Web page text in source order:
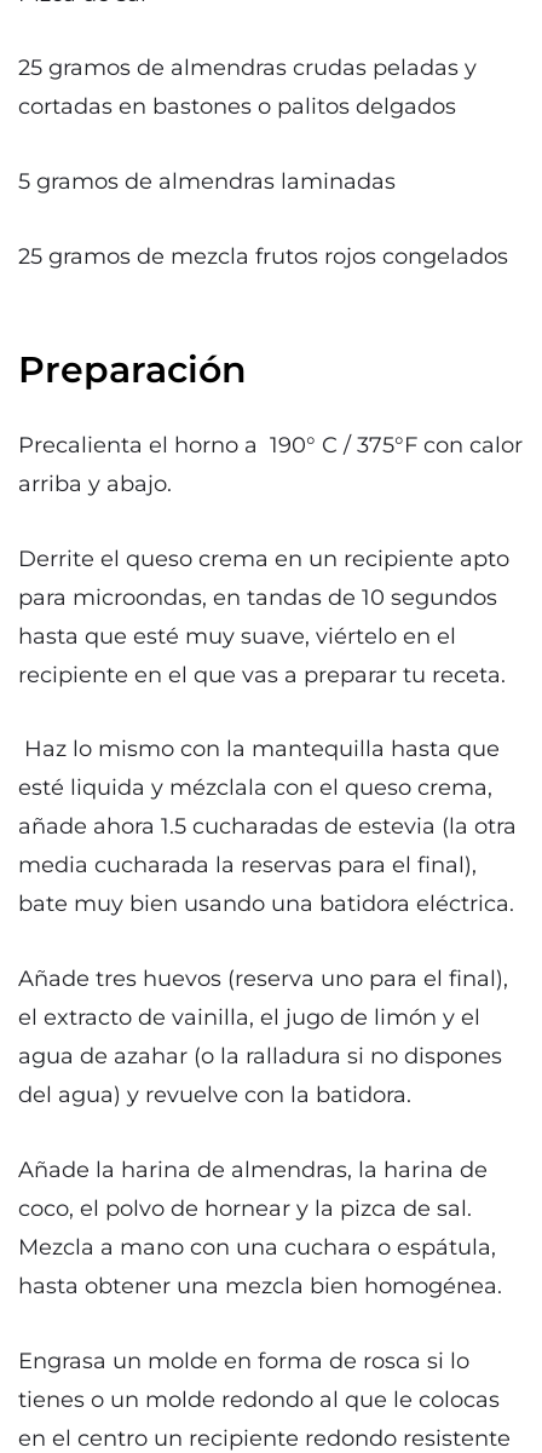
25 gramos de almendras crudas peladas y
cortadas en bastones o palitos delgados
5 gramos de almendras laminadas
25 gramos de mezcla frutos rojos congelados
Preparación
Precalienta el horno a 190° C / 375°F con calor
arriba y abajo.
Derrite el queso crema en un recipiente apto
para microondas, en tandas de 10 segundos
hasta que esté muy suave, viértelo en el
recipiente en el que vas a preparar tu receta.
Haz lo mismo con la mantequilla hasta que
esté liquida y mézclala con el queso crema,
añade ahora 1.5 cucharadas de estevia (la otra
media cucharada la reservas para el final),
bate muy bien usando una batidora eléctrica.
Añade tres huevos (reserva uno para el final),
el extracto de vainilla, el jugo de limón y el
agua de azahar (o la ralladura si no dispones
del agua) y revuelve con la batidora.
Añade la harina de almendras, la harina de
coco, el polvo de hornear y la pizca de sal.
Mezcla a mano con una cuchara o espátula,
hasta obtener una mezcla bien homogénea.
Engrasa un molde en forma de rosca si lo
tienes o un molde redondo al que le colocas
en el centro un recipiente redondo resistente